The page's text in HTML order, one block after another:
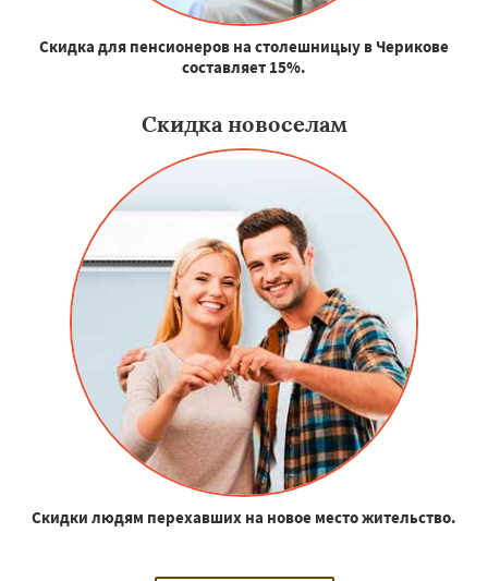
Скидка для пенсионеров на столешницыу в Черикове
составляет 15%.
Скидка новоселам
Скидки людям перехавших на новое место жительство.